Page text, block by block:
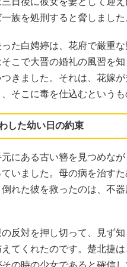
族を処刑すると脅しました
た白娉婷は、花府で厳重な
こで大晋の婚礼の風習を
きました。それは、花嫁が
そこに毒を仕込むというも
した幼い日の約束
にある古い簪を見つめな
いました。母の病を治す
れた彼を救ったのは、不
反対を押し切って、見ず
てくれたのです。楚北捷